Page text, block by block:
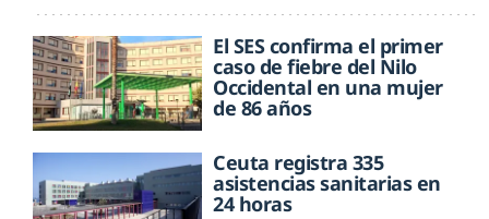
El SES confirma el primer
caso de fiebre del Nilo
Occidental en una mujer
de 86 años
Ceuta registra 335
asistencias sanitarias en
24 horas